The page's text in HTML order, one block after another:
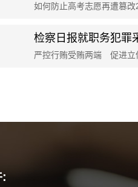
检察日报就职务犯罪
北京受贿